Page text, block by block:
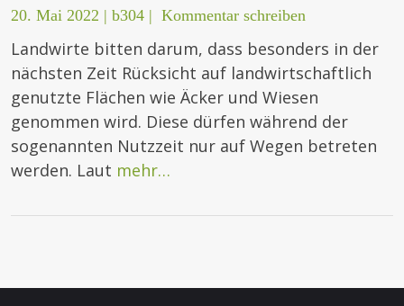
20. Mai 2022 | b304 | Kommentar schreiben
Landwirte bitten darum, dass besonders in der
nächsten Zeit Rücksicht auf landwirtschaftlich
genutzte Flächen wie Äcker und Wiesen
genommen wird. Diese dürfen während der
sogenannten Nutzzeit nur auf Wegen betreten
werden. Laut mehr…